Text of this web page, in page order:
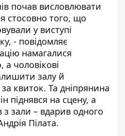
почав висловлювати
стосовно того, що
у виступі
- повідомляє
намагалися
чоловікові
залу й
квиток. Та дніпрянина
піднявся на сцену, а
зали – вдарив одного
Пілата.